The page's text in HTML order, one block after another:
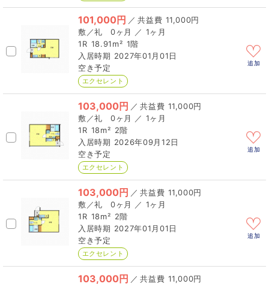
101,000円 ／
11,000円
0ヶ月 ／ 1ヶ月
1R 18.91m² 1階
2027年01月01日
空き予定
エクセレント
追加
103,000円 ／
11,000円
0ヶ月 ／ 1ヶ月
1R 18m² 2階
2026年09月12日
空き予定
エクセレント
追加
103,000円 ／
11,000円
0ヶ月 ／ 1ヶ月
1R 18m² 2階
2027年01月01日
空き予定
エクセレント
追加
103,000円 ／
11,000円